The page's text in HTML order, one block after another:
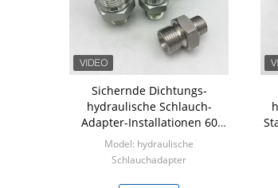
Sichernde Dichtungs-
hydraulische Schlauch-
Adapter-Installationen 60
Grad Bsp-Mannes-Seats
Model: hydraulische
Schlauchadapter